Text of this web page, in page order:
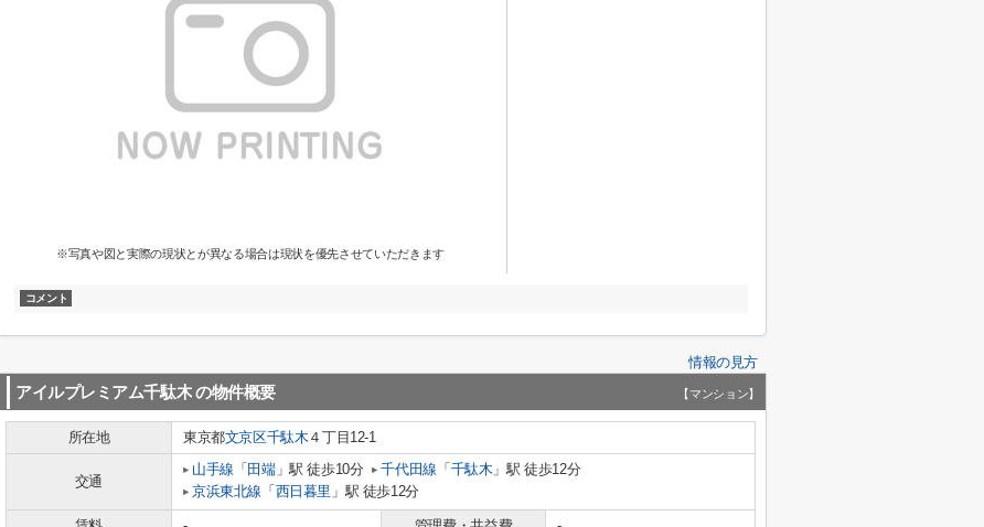
※写真や図と実際の現状とが異なる場合は現状を優先させていただきます
コメント
情報の見方
アイルプレミアム千駄木の物件概要 【マンション】
所在地 東京都文京区千駄木 ４丁目12-1
交通
山手線 「 田端」駅 徒歩10分 千代田線 「 千駄木 」駅 徒歩12分
京浜東北線 「 西日暮里 」駅 徒歩12分